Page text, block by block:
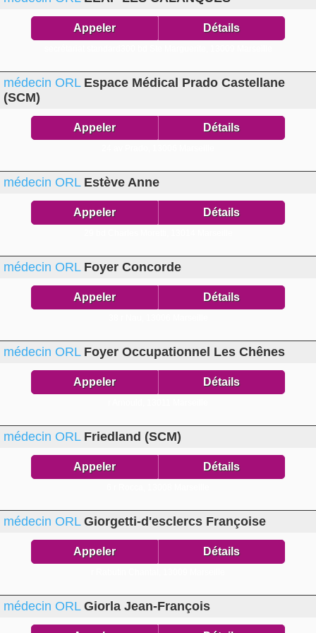
Appeler Détails
médecin ORL Espace Médical Prado Castellane
(SCM)
Appeler Détails
médecin ORL Estève Anne
Appeler Détails
médecin ORL Foyer Concorde
Appeler Détails
médecin ORL Foyer Occupationnel Les Chênes
Appeler Détails
médecin ORL Friedland (SCM)
Appeler Détails
médecin ORL Giorgetti-d'esclercs Françoise
Appeler Détails
médecin ORL Giorla Jean-François